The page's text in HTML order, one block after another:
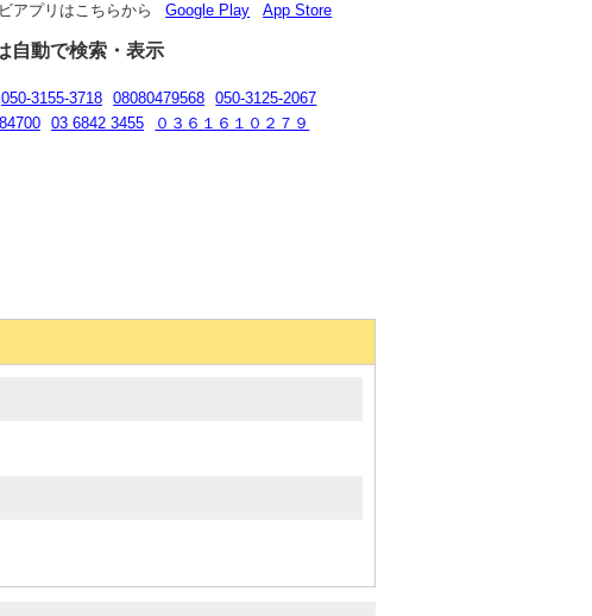
アプリはこちらから Google Play App Store
自動で検索・表示
050-3155-3718 08080479568
050-3125-2067
03 6842 3455
０３６１６１０２７９